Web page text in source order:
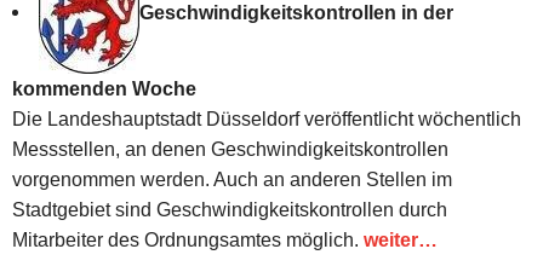
Geschwindigkeitskontrollen in der
kommenden Woche
Die Landeshauptstadt Düsseldorf veröffentlicht wöchentlich
Messstellen, an denen Geschwindigkeitskontrollen
vorgenommen werden. Auch an anderen Stellen im
Stadtgebiet sind Geschwindigkeitskontrollen durch
Mitarbeiter des Ordnungsamtes möglich. weiter…